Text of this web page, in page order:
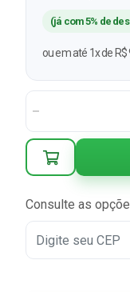
(já com 5% de
ou em até 1x de R$
Consulte as